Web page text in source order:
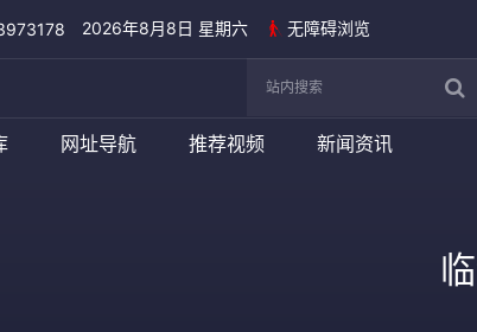
2026年8月8日 星期六 无障碍浏览
网址导航 推荐视频 新闻资讯